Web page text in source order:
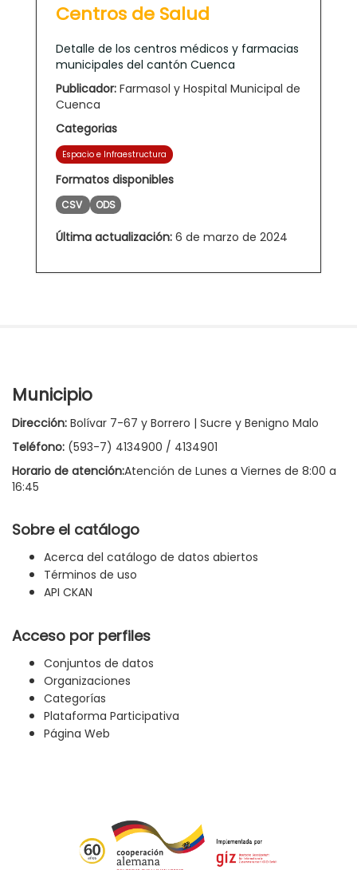
Centros de Salud
Detalle de los centros médicos y farmacias
municipales del cantón Cuenca
Publicador: Farmasol y Hospital Municipal de
Cuenca
Categorias
Espacio e Infraestructura
Formatos disponibles
CSV ODS
Última actualización: 6 de marzo de 2024
Municipio
Dirección: Bolívar 7-67 y Borrero | Sucre y Benigno Malo
Teléfono: (593-7) 4134900 / 4134901
Horario de atención:Atención de Lunes a Viernes de 8:00 a
16:45
Sobre el catálogo
Acerca del catálogo de datos abiertos
Términos de uso
API CKAN
Acceso por perfiles
Conjuntos de datos
Organizaciones
Categorías
Plataforma Participativa
Página Web